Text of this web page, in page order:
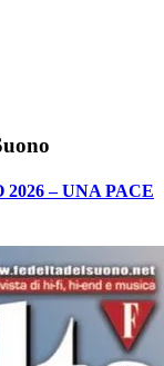
– UNA PACE